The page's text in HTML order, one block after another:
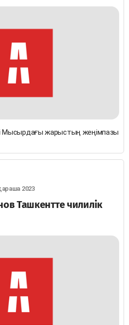
Мысырдағы жарыстың жеңімпазы
2023
Ташкентте чилилік